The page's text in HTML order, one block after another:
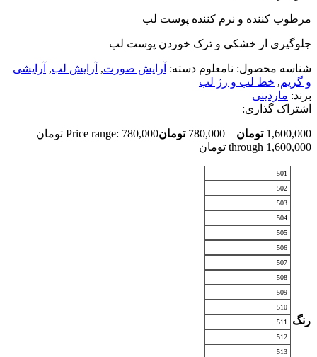
مرطوب کننده و نرم کننده پوست لب
جلوگیری از خشکی و ترک خوردن پوست لب
شناسه محصول: نامعلوم دسته: آرایش صورت, آرایش لب, آرایشی
و گریم, خط لب و رژ لب
برند: ماردینی
اشتراک گذاری:
1,600,000 تومان –
780,000 تومان
Price range: 780,000 تومان
through 1,600,000 تومان
رنگ
501
502
503
504
505
506
507
508
509
510
511
512
513